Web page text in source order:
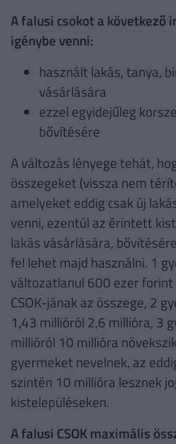
A falusi csokot a következő
igénybe venni:
használt lakás, tanya,
vásárlására
ezzel egyidejűleg
bővítésére
A változás lényege tehát,
összegeket (vissza nem
amelyeket eddig csak új
venni, ezentúl az érintett
lakás vásárlására,
fel lehet majd használni. 1
változatlanul 600 ezer
CSOK-jának az összege, 2
1,43 millióról 2,6 millióra, 3
millióról 10 millióra
gyermeket nevelnek, az
szintén 10 millióra lesznek
kistelepüléseken.
A falusi CSOK maximális